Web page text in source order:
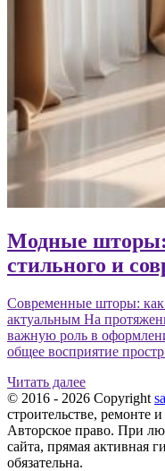
Модные шторы:
стильного и
Современные шторы:
актуальным На
важную роль в
общее восприятие
Читать далее
© 2016 - 2026 Copyright
строительстве, ремонте
Авторское право. При
сайта, прямая активная
обязательна.